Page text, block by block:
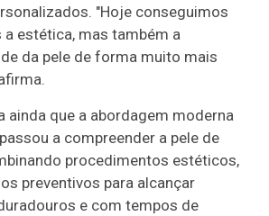
"Hoje conseguimos
a estética, mas também a
da pele de forma muito mais
ainda que a abordagem moderna
a compreender a pele de
procedimentos estéticos,
preventivos para alcançar
e com tempos de